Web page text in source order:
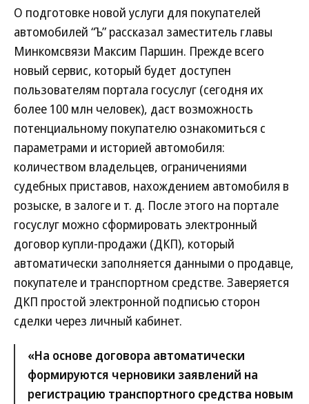
О подготовке новой услуги для покупателей
автомобилей “Ъ” рассказал заместитель главы
Минкомсвязи Максим Паршин. Прежде всего
новый сервис, который будет доступен
пользователям портала госуслуг (сегодня их
более 100 млн человек), даст возможность
потенциальному покупателю ознакомиться с
параметрами и историей автомобиля:
количеством владельцев, ограничениями
судебных приставов, нахождением автомобиля в
розыске, в залоге и т. д. После этого на портале
госуслуг можно сформировать электронный
договор купли-продажи (ДКП), который
автоматически заполняется данными о продавце,
покупателе и транспортном средстве. Заверяется
ДКП простой электронной подписью сторон
сделки через личный кабинет.
«На основе договора автоматически
формируются черновики заявлений на
регистрацию транспортного средства новым